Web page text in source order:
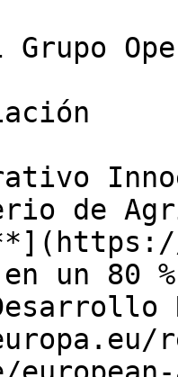
Grupo
de
un 80